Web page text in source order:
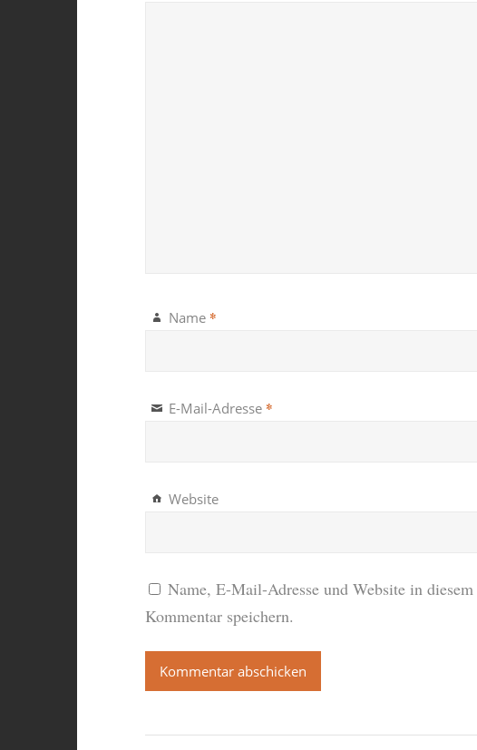
Name *
E-Mail-Adresse *
Website
Name, E-Mail-Adresse und Website in
Kommentar speichern.